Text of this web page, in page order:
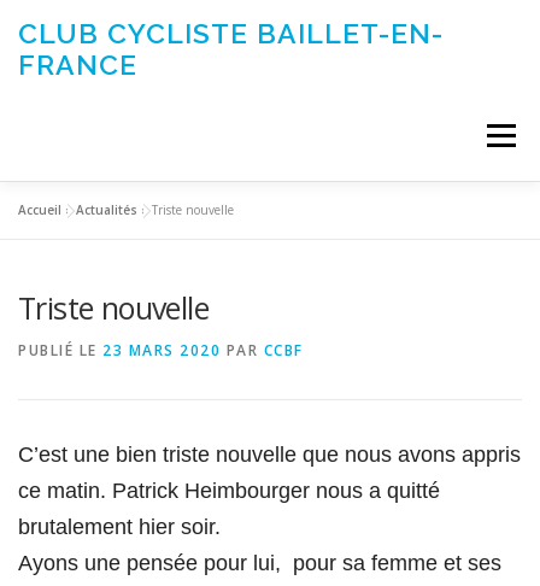
contenu
CLUB CYCLISTE BAILLET-EN-
FRANCE
Menu
SORTIES CLUB CONTACTEZ-NOUS
Accueil »Actualités »Triste nouvelle
Triste nouvelle
PUBLIÉ LE 23 MARS 2020 PAR CCBF
C’est une bien triste nouvelle que nous avons appris
ce matin. Patrick Heimbourger nous a quitté
brutalement hier soir.
Ayons une pensée pour lui, pour sa femme et ses